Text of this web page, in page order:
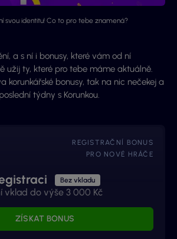
svou identitu! Co to pro tebe znamená?
a s ní i bonusy, které vám od ní
užij ty, které pro tebe máme aktuálně.
korunkářské bonusy, tak na nic nečekej a
týdny s Korunkou.
REGISTRAČNÍ BONUS
PRO NOVÉ HRÁČE
Bez vkladu
vklad do výše 3 000 Kč
ZÍSKAT BONUS